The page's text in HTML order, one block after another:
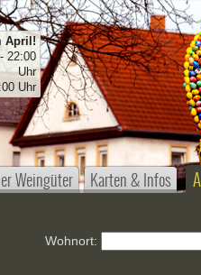
April!
22:00
Uhr
Uhr
Weingüter Karten & Infos
Wohnort: